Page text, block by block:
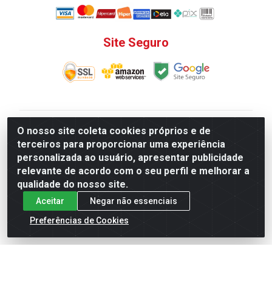
O nosso site coleta cookies próprios e de
terceiros para proporcionar uma experiência
personalizada ao usuário, apresentar publicidade
relevante de acordo com o seu perfil e melhorar a
qualidade do nosso site.
Aceitar
Negar não essenciais
Preferências de Cookies
Site Seguro
V. C. Ferragens LTDA - Rua do Matoso, 132 - Praça da
Bandeira, Rio de Janeiro/ RJ - CEP 20.270-135 - CNPJ
12.324.723/0001-25
Todas as regras de promoções, descontos, preços e
prazos de pagamento e entrega expostos aqui são
válidos apenas para compras via internet. Preços e
estoque sujeito a alterações sem aviso prévio.